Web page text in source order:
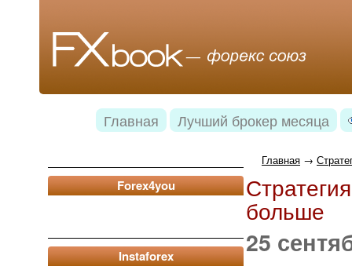
Главная Лучший брокер месяца
Forex4you
Instaforex
Главная →
больше
25